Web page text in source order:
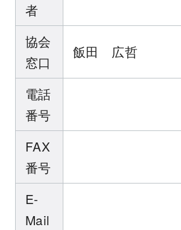
者
協会
窓口
飯田 広哲
電話
番号
FAX
番号
E-
Mail